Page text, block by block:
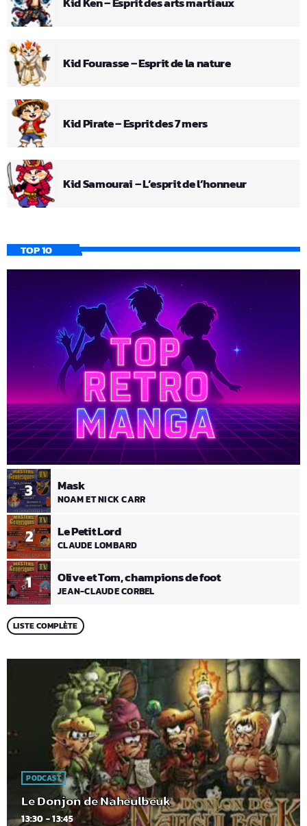
Kid Fourasse – Esprit de la nature
Kid Pirate – Esprit des 7 mers
Kid Samourai – L’esprit de l’honneur
TOP 10
1 Olive et Tom, champions de foot
JEAN-CLAUDE CORBEL
2 Le Petit Lord
CLAUDE LOMBARD
3 Mask
NOAM ET NICK CARR
LISTE COMPLÈTE
PODCAST
Le Donjon de Naheulbeuk
13:30 - 13:45